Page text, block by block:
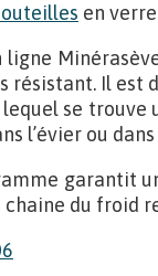
en
Il est
se
l’évier ou
garantit
du froid